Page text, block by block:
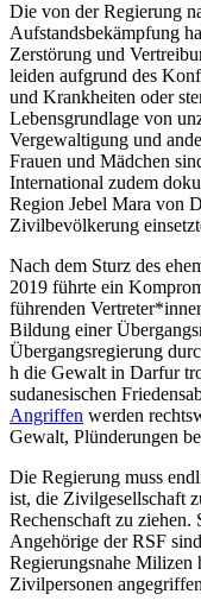
Die von der Regierung
Aufstandsbekämpfung
Zerstörung und
leiden aufgrund des
und Krankheiten oder
Lebensgrundlage von
Vergewaltigung und
Frauen und Mädchen
International zudem
Region Jebel Mara von
Zivilbevölkerung
Nach dem Sturz des
2019 führte ein
führenden
Bildung einer
Übergangsregierung
h die Gewalt in Darfur
sudanesischen
Angriffen werden
Gewalt, Plünderungen
Die Regierung muss
ist, die Zivilgesellschaft
Rechenschaft zu ziehen.
Angehörige der RSF
Regierungsnahe Milizen
Zivilpersonen